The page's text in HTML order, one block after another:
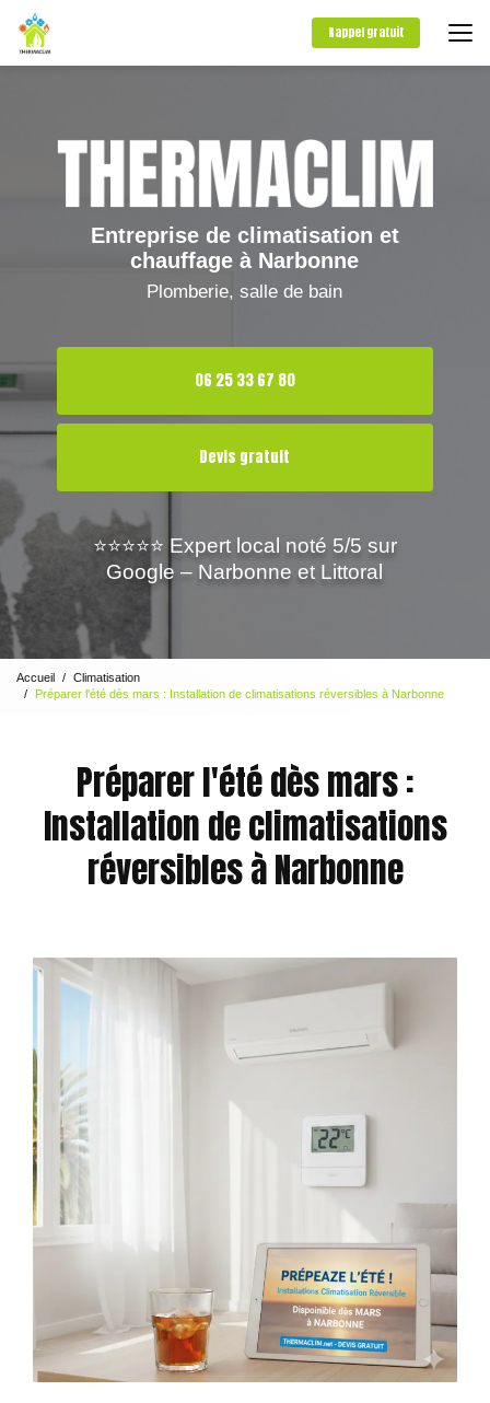
contenu
Rappel gratuit
Entreprise de climatisation et
chauffage à Narbonne
Plomberie, salle de bain
06 25 33 67 80
Devis gratuit
⭐⭐⭐⭐⭐ Expert local noté 5/5 sur
Google – Narbonne et Littoral
Accueil
Climatisation
Préparer l'été dès mars : Installation de climatisations réversibles à Narbonne
Préparer l'été dès mars :
Installation de climatisations
réversibles à Narbonne